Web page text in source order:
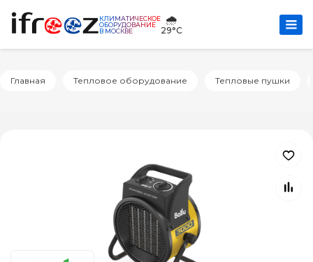
КЛИМАТИЧЕСКОЕ
ОБОРУДОВАНИЕ
В МОСКВЕ
🌧️
29°C
Главная Тепловое оборудование Тепловые пушки